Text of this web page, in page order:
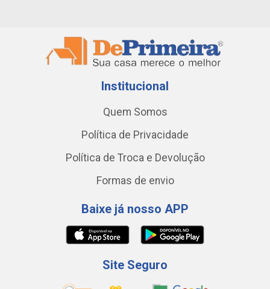
Institucional
Quem Somos
Política de Privacidade
Política de Troca e Devolução
Formas de envio
Baixe já nosso APP
Site Seguro